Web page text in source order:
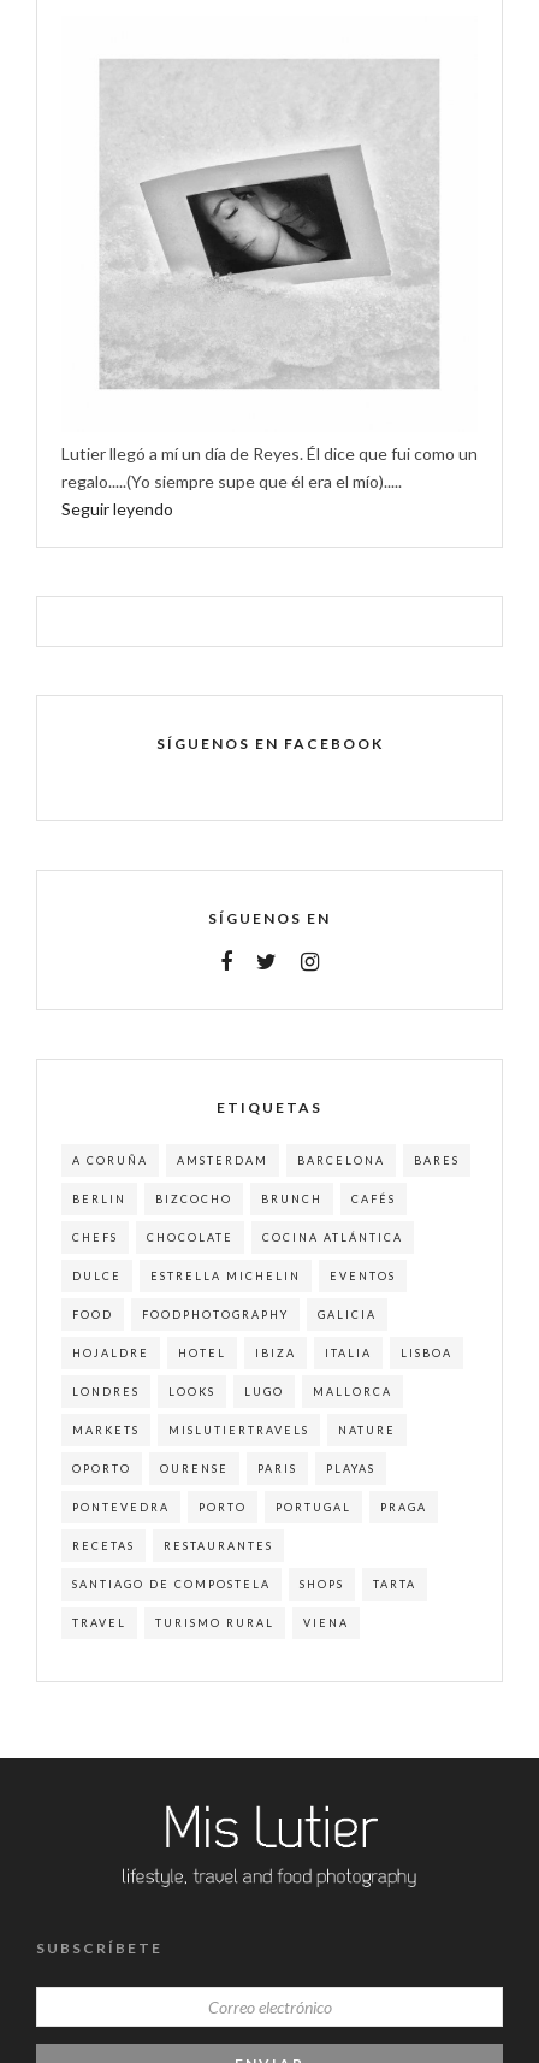
Lutier llegó a mí un día de Reyes. Él dice que fui como un
regalo.....(Yo siempre supe que él era el mío).....
Seguir leyendo
SÍGUENOS EN FACEBOOK
SÍGUENOS EN
ETIQUETAS
A CORUÑA AMSTERDAM BARCELONA BARES
BERLIN BIZCOCHO BRUNCH CAFÉS
CHEFS CHOCOLATE COCINA ATLÁNTICA
DULCE ESTRELLA MICHELIN EVENTOS
FOOD FOODPHOTOGRAPHY GALICIA
HOJALDRE HOTEL IBIZA ITALIA LISBOA
LONDRES LOOKS LUGO MALLORCA
MARKETS MISLUTIERTRAVELS NATURE
OPORTO OURENSE PARIS PLAYAS
PONTEVEDRA PORTO PORTUGAL PRAGA
RECETAS RESTAURANTES
SANTIAGO DE COMPOSTELA SHOPS TARTA
TRAVEL TURISMO RURAL VIENA
SUBSCRÍBETE